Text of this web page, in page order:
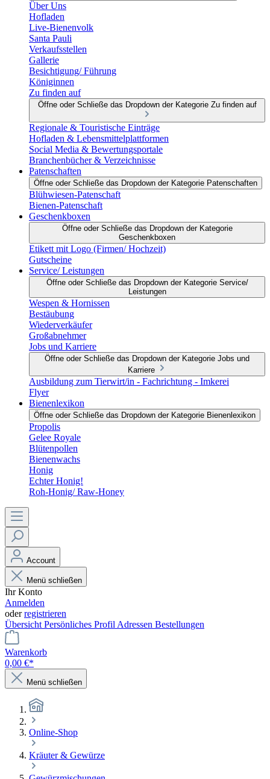
Über Uns
Hofladen
Live-Bienenvolk
Santa Pauli
Verkaufsstellen
Gallerie
Besichtigung/ Führung
Königinnen
Zu finden auf
Öffne oder Schließe das Dropdown der Kategorie Zu finden auf
Regionale & Touristische Einträge
Hofladen & Lebensmittelplattformen
Social Media & Bewertungsportale
Branchenbücher & Verzeichnisse
Patenschaften
Öffne oder Schließe das Dropdown der Kategorie Patenschaften
Blühwiesen-Patenschaft
Bienen-Patenschaft
Geschenkboxen
Öffne oder Schließe das Dropdown der Kategorie
Geschenkboxen
Etikett mit Logo (Firmen/ Hochzeit)
Gutscheine
Service/ Leistungen
Öffne oder Schließe das Dropdown der Kategorie Service/
Leistungen
Wespen & Hornissen
Bestäubung
Wiederverkäufer
Großabnehmer
Jobs und Karriere
Öffne oder Schließe das Dropdown der Kategorie Jobs und
Karriere
Ausbildung zum Tierwirt/in - Fachrichtung - Imkerei
Flyer
Bienenlexikon
Öffne oder Schließe das Dropdown der Kategorie Bienenlexikon
Propolis
Gelee Royale
Blütenpollen
Bienenwachs
Honig
Echter Honig!
Roh-Honig/ Raw-Honey
Account
Menü schließen
Ihr Konto
Anmelden
oderregistrieren
Übersicht Persönliches Profil Adressen Bestellungen
Warenkorb
0,00 €*
Menü schließen
Online-Shop
Kräuter & Gewürze